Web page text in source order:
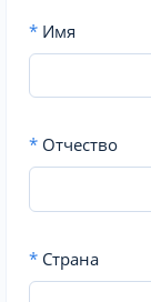
* Имя
* Отчество
* Страна